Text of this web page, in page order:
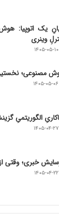
یک اتوپیا:
وینری
۱۴۰۵-۰۵-۱۰
مصنوعی؛
۱۴۰۵-۰۵-۰۶
الگوریتمیِ
۱۴۰۵-۰۴-۲۷
خبری؛ وقتی
۱۴۰۵-۰۴-۲۲